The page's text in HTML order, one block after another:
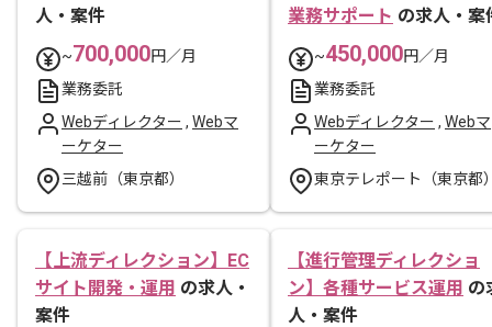
人・案件
~700,000円／月
業務委託
Webディレクター , Webマ
ーケター
三越前（東京都）
業務サポート の求人・案
~450,000円／月
業務委託
Webディレクター , Webマ
ーケター
東京テレポート（東京都
【上流ディレクション】EC
サイト開発・運用 の求人・
案件
【進行管理ディレクショ
ン】各種サービス運用 の
人・案件